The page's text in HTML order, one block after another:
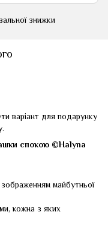
знижки
варіант для подарунку
спокою ©Halyna
майбутньої
кожна з яких